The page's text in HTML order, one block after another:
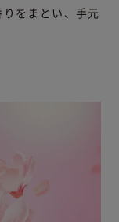
をまとい、手元